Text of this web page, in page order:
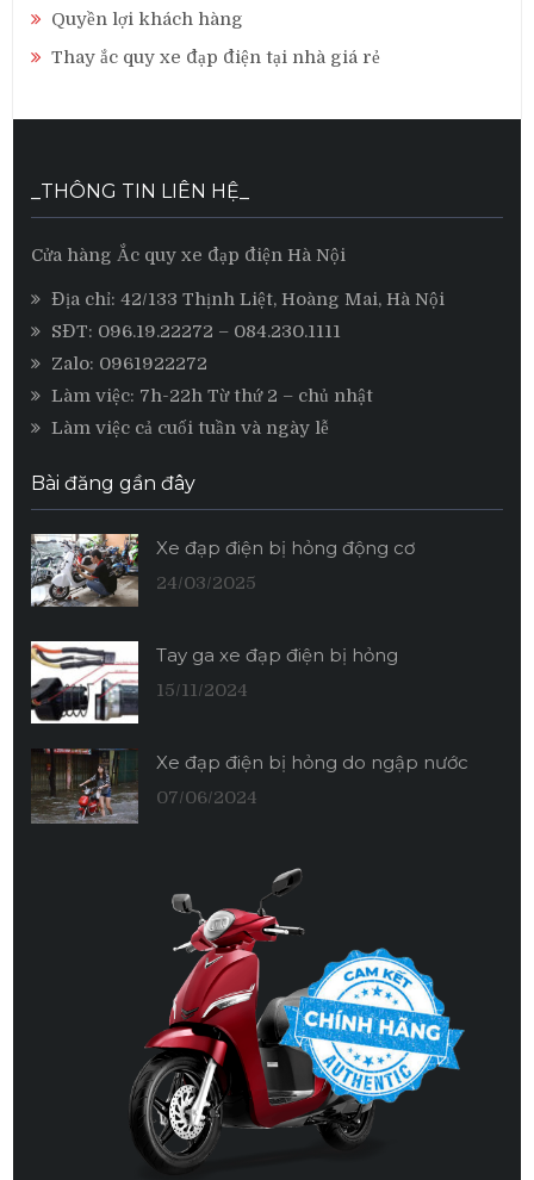
Quyền lợi khách hàng
Thay ắc quy xe đạp điện tại nhà giá rẻ
_THÔNG TIN LIÊN HỆ_
Cửa hàng Ắc quy xe đạp điện Hà Nội
Địa chỉ: 42/133 Thịnh Liệt, Hoàng Mai, Hà Nội
SĐT: 096.19.22272 – 084.230.1111
Zalo: 0961922272
Làm việc: 7h-22h Từ thứ 2 – chủ nhật
Làm việc cả cuối tuần và ngày lễ
Bài đăng gần đây
Xe đạp điện bị hỏng động cơ
24/03/2025
Tay ga xe đạp điện bị hỏng
15/11/2024
Xe đạp điện bị hỏng do ngập nước
07/06/2024